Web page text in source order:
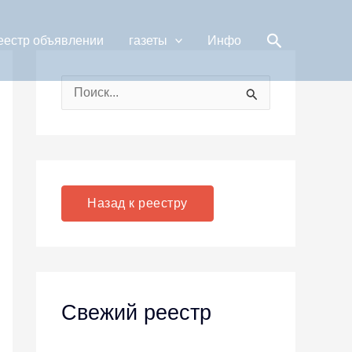
объявлении газеты Инфо Поиск
:
Назад к реестру
Свежий реестр